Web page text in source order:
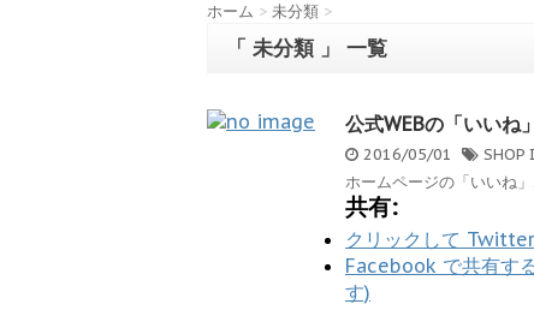
ホーム > 未分類 >
「 未分類 」 一覧
公式WEBの「いいね
2016/05/01 SHOP
ホームページの「いいね
共有:
クリックして
Facebook で共有す
す)